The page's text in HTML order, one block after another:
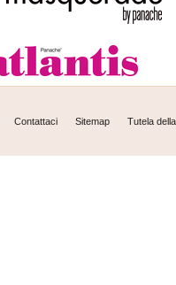
Contattaci Sitemap Tutela